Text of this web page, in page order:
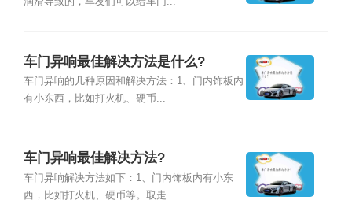
车门异响最佳解决方法是什么?
车门异响的几种原因和解决方法：1、门内饰板内
有小东西，比如打火机、硬币...
车门异响最佳解决方法?
车门异响解决方法如下：1、门内饰板内有小东
西，比如打火机、硬币等。取走...